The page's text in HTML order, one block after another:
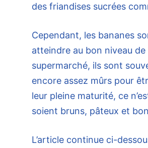
des friandises sucrées
Cependant, les bananes
atteindre au bon niveau
supermarché, ils sont
encore assez mûrs pour
leur pleine maturité, ce
soient bruns, pâteux et
L’article continue ci-